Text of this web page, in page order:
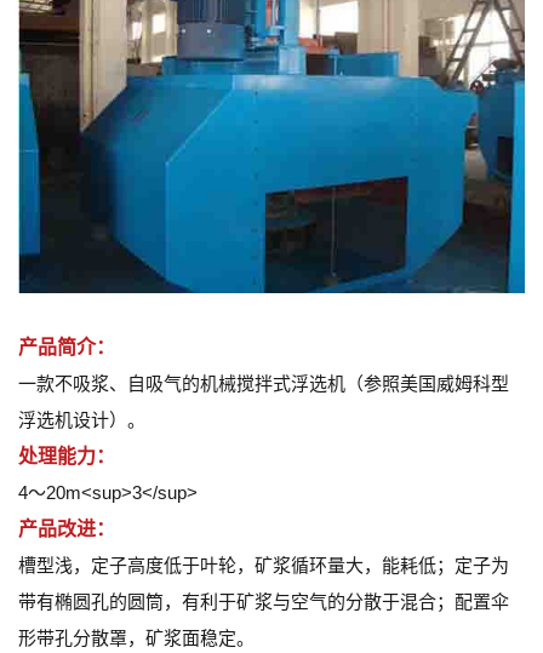
产品简介：
一款不吸浆、自吸气的机械搅拌式浮选机（参照美国威姆科型
浮选机设计）。
处理能力：
4～20m<sup>3</sup>
产品改进：
槽型浅，定子高度低于叶轮，矿浆循环量大，能耗低；定子为
带有椭圆孔的圆筒，有利于矿浆与空气的分散于混合；配置伞
形带孔分散罩，矿浆面稳定。